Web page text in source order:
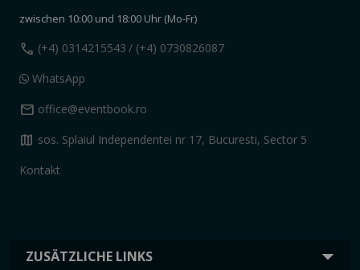
ZUSÄTZLICHE LINKS
zwischen 10:00 und 18:00 Uhr (Mo-Fr)
call (+4) 0314215543 / (+4) 0730826087
WhatsApp
mail office@eventbook.ro
map sos. Splaiul Independentei nr 17, Bucuresti, Sector 5
Kontakt